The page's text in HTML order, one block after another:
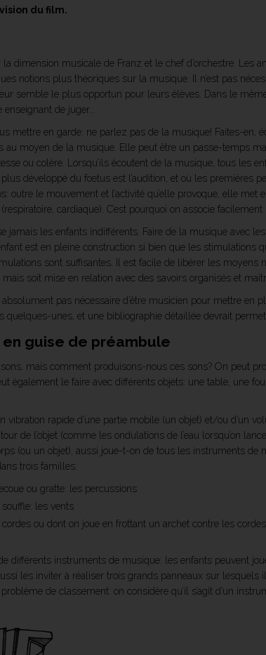
du film.
dimension musicale de Franz et le chef d’orchestre. Les
notions plus théoriques sur la musique. Il n’est pas
semble le plus opportun pour leurs élèves. Dans le
de juger...
mettre en garde: ne parlez pas de la musique! Faites-
moyen de la musique. Elle peut être un passe-temps
ou colère. Lorsqu’ils écoutent de la musique, tous les
développé du fœtus est l’audition, et où les premières
outre le mouvement et l’activité qu’elle provoque, elle
cardiaque). C’est pourquoi on associe
jamais les enfants indifférents. Faire de la musique avec
est en pleine construction si bien que les stimulations
sont suffisantes. Il est facile de libérer les moyens
soit mise en relation avec des savoirs organisés et
absolument pas nécessaire d’être musicien pour mettre
quelques-unes, et une bibliographie détaillée devrait
guise de préambule
sons, mais comment produisons-nous ces sons? On peut
également le faire avec différents objets: une table, une
rapide d’une partie mobile (un objet) et/ou d’un
de l’objet (comme les ondulations de l’eau lorsqu’on
(ou un objet), aussi joue-t-on de tous les instruments de
trois familles:
ou gratte: les percussions
les vents
ou dont on joue en frottant un archet contre les
différents instruments de musique: les enfants peuvent
les inviter à réaliser trois grands panneaux sur
de classement: on considère qu’il s’agit d’un